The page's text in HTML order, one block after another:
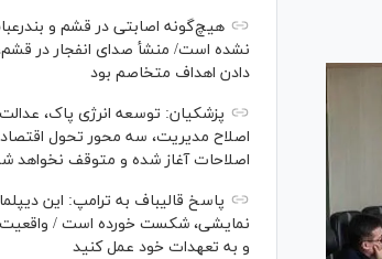
هیچ‌گونه اصابتی در قشم و
نشده است/ منشأ صدای انفجار در
دادن اهداف متخاصم بود
پزشکیان: توسعه انرژی پاک، عدالت
اصلاح مدیریت، سه محور تحول
اصلاحات آغاز شده و متوقف نخواهد
پاسخ قالیباف به ترامپ: این
نمایشی، شکست خورده است /
و به تعهدات خود عمل کنید